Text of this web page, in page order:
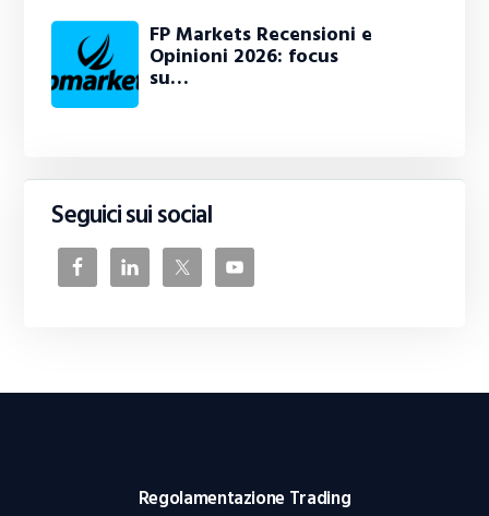
FP Markets Recensioni e
Opinioni 2026: focus
su…
Seguici sui social
Regolamentazione Trading